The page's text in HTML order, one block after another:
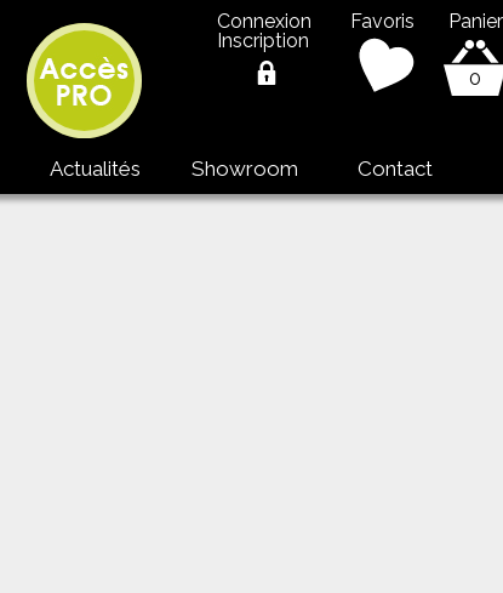
Actualités Showroom Contact
Connexion
Inscription
Favoris Panier
0